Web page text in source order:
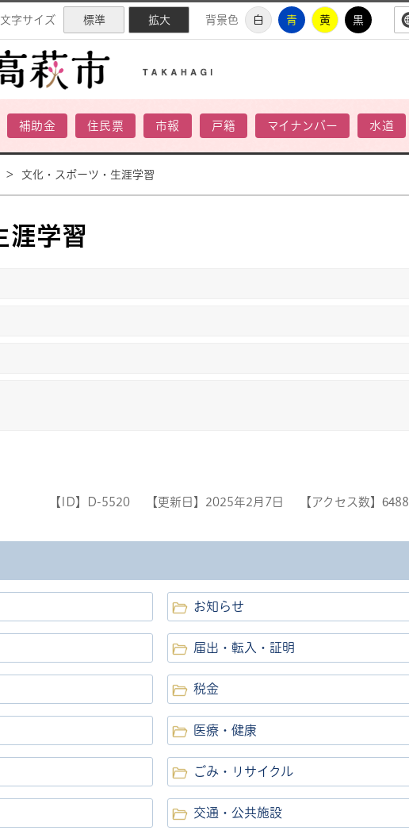
文字サイズ 標準 拡大 背景色 白 青 黄 黒
補助金 住民票 市報 戸籍 マイナンバー 水道
> 文化・スポーツ・生涯学習
涯学習
【ID】 D-5520 【更新日】 2025年2月7日 【アクセス数】 6488
お知らせ
届出・転入・証明
税金
医療・健康
ごみ・リサイクル
交通・公共施設